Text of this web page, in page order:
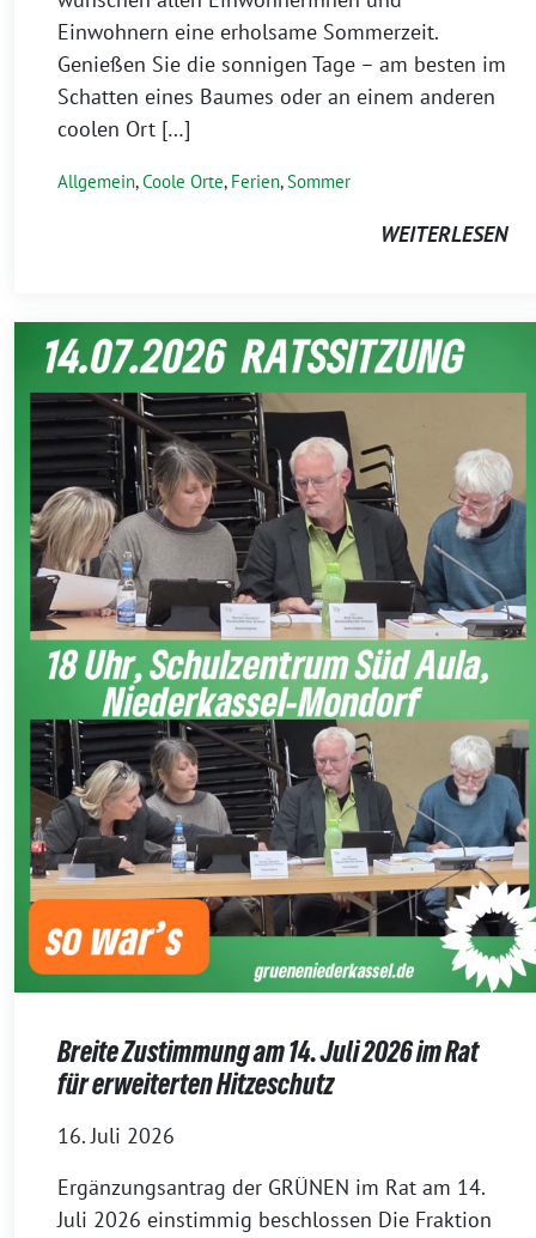
Einwohnern eine erholsame Sommerzeit.
Genießen Sie die sonnigen Tage – am besten im
Schatten eines Baumes oder an einem anderen
coolen Ort […]
Allgemein,Coole Orte, Ferien,Sommer
WEITERLESEN
Breite Zustimmung am 14. Juli 2026 im Rat
für erweiterten Hitzeschutz
16. Juli 2026
Ergänzungsantrag der GRÜNEN im Rat am 14.
Juli 2026 einstimmig beschlossen Die Fraktion